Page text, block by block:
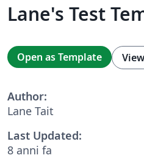
Lane's Test
Open as Template
Author:
Lane Tait
Last Updated:
8 anni fa